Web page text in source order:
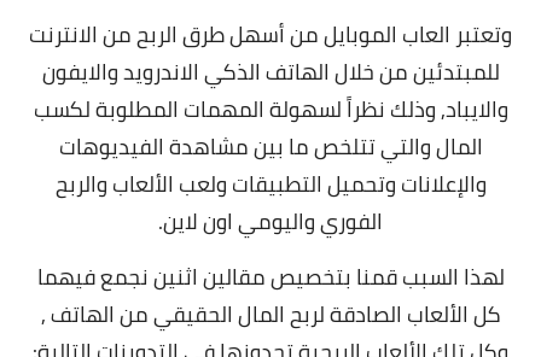
وتعتبر العاب الموبايل من أسهل طرق الربح من الانترنت
للمبتدئين من خلال الهاتف الذكي الاندرويد والايفون
والايباد, وذلك نظراً لسهولة المهمات المطلوبة لكسب
المال والتي تتلخص ما بين مشاهدة الفيديوهات
والإعلانات وتحميل التطبيقات ولعب الألعاب والربح
الفوري واليومي اون لاين.
لهذا السبب قمنا بتخصيص مقالين اثنين نجمع فيهما
كل الألعاب الصادقة لربح المال الحقيقي من الهاتف ,